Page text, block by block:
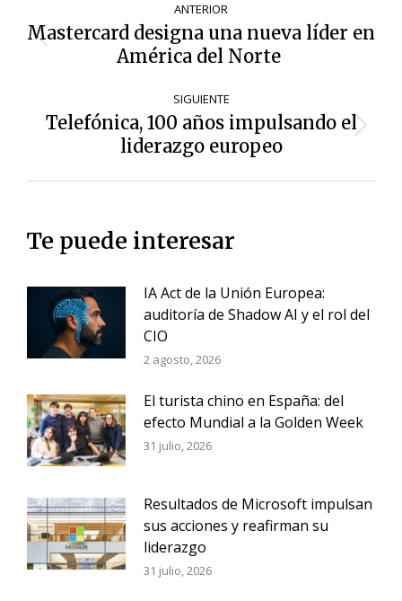
de
entradas
ANTERIOR
Entrada
anterior:
Mastercard designa una nueva líder en
América del Norte
SIGUIENTE
Siguiente
entrada:
Telefónica, 100 años impulsando el
liderazgo europeo
Te puede interesar
IA Act de la Unión Europea:
auditoría de Shadow AI y el rol del
CIO
2 agosto, 2026
El turista chino en España: del
efecto Mundial a la Golden Week
31 julio, 2026
Resultados de Microsoft impulsan
sus acciones y reafirman su
liderazgo
31 julio, 2026